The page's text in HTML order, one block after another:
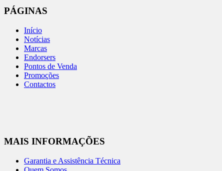
PÁGINAS
Início
Notícias
Marcas
Endorsers
Pontos de Venda
Promoções
Contactos
MAIS INFORMAÇÕES
Garantia e Assistência Técnica